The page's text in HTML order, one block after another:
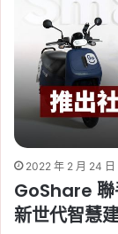
2022 年 2 月 24 日
GoShare 聯
新世代智慧